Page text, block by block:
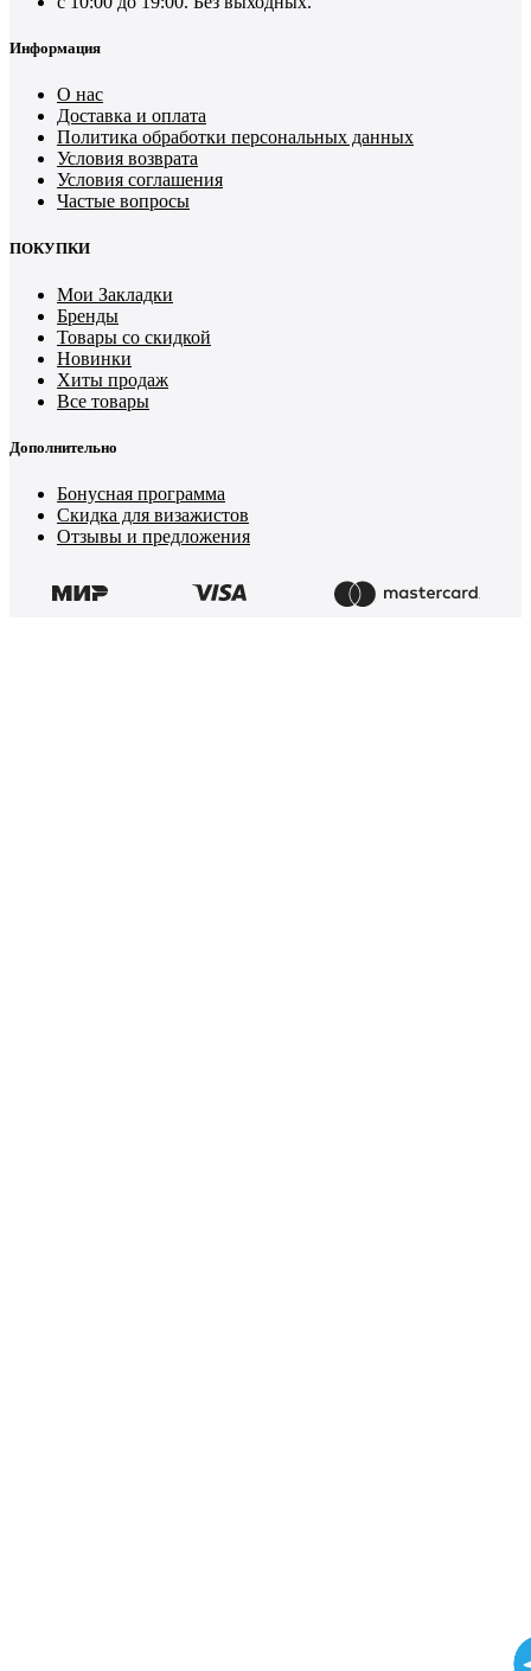
Информация
О нас
Доставка и оплата
Политика обработки персональных данных
Условия возврата
Условия соглашения
Частые вопросы
ПОКУПКИ
Мои Закладки
Бренды
Товары со скидкой
Новинки
Хиты продаж
Все товары
Дополнительно
Бонусная программа
Скидка для визажистов
Отзывы и предложения